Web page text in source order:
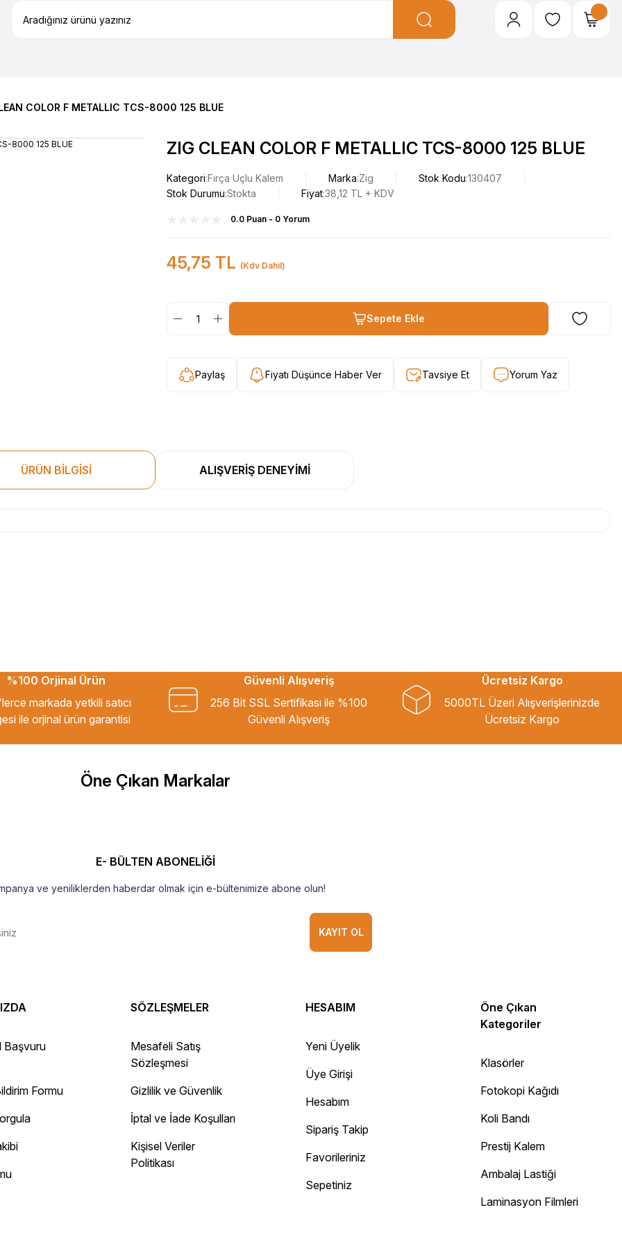
COLOR F METALLIC TCS-8000 125 BLUE
ZIG CLEAN COLOR F METALLIC TCS-8000 125 BLUE
Kategori Fırça Uçlu Kalem Marka Zig Stok Kodu 130407
Stok Durumu Stokta Fiyat38,12 TL + KDV
0.0 Puan - 0 Yorum
45,75 TL (Kdv Dahil)
Sepete Ekle
Paylaş Fiyatı Düşünce Haber Ver Tavsiye Et Yorum Yaz
ÜRÜN BİLGİSİ ALIŞVERİŞ DENEYİMİ
ederim.
ederim.
site
%100 Orjinal Ürün
markada yetkili satıcı
ile orjinal ürün garantisi
Güvenli Alışveriş
256 Bit SSL Sertifikası ile %100
Güvenli Alışveriş
Ücretsiz Kargo
5000TL Üzeri Alışverişlerinizde
Ücretsiz Kargo
Öne Çıkan Markalar
E- BÜLTEN ABONELİĞİ
ve yeniliklerden haberdar olmak için e-bültenimize abone olun!
KAYIT OL
Başvuru
Formu
SÖZLEŞMELER
Mesafeli Satış
Sözleşmesi
Gizlilik ve Güvenlik
İptal ve İade Koşulları
Kişisel Veriler
Politikası
HESABIM
Yeni Üyelik
Üye Girişi
Hesabım
Sipariş Takip
Favorileriniz
Sepetiniz
Öne Çıkan
Kategoriler
Klasörler
Fotokopi Kağıdı
Koli Bandı
Prestij Kalem
Ambalaj Lastiği
Laminasyon Filmleri